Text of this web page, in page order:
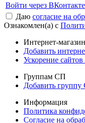
Войти через ВКонтакте
Даю согласие на
Ознакомлен(а) с
Интернет-
Добавить
Ускорение
Группам СП
Добавить
Информация
Политика
Согласие на